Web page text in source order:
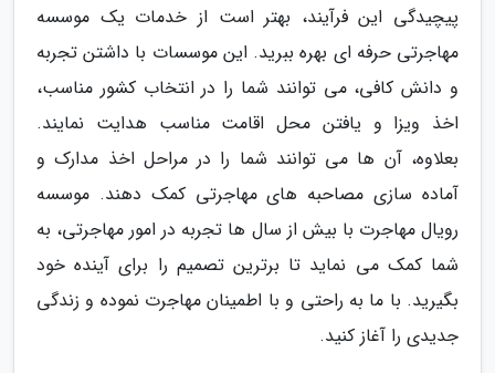
پیچیدگی این فرآیند، بهتر است از خدمات یک موسسه
مهاجرتی حرفه ای بهره ببرید. این موسسات با داشتن تجربه
و دانش کافی، می توانند شما را در انتخاب کشور مناسب،
اخذ ویزا و یافتن محل اقامت مناسب هدایت نمایند.
بعلاوه، آن ها می توانند شما را در مراحل اخذ مدارک و
آماده سازی مصاحبه های مهاجرتی کمک دهند. موسسه
رویال مهاجرت با بیش از سال ها تجربه در امور مهاجرتی، به
شما کمک می نماید تا برترین تصمیم را برای آینده خود
بگیرید. با ما به راحتی و با اطمینان مهاجرت نموده و زندگی
جدیدی را آغاز کنید.